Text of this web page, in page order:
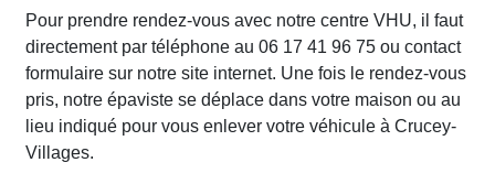
Pour prendre rendez-vous avec notre centre VHU, il faut
directement par téléphone au 06 17 41 96 75 ou contact
formulaire sur notre site internet. Une fois le rendez-vous
pris, notre épaviste se déplace dans votre maison ou au
lieu indiqué pour vous enlever votre véhicule à Crucey-
Villages.